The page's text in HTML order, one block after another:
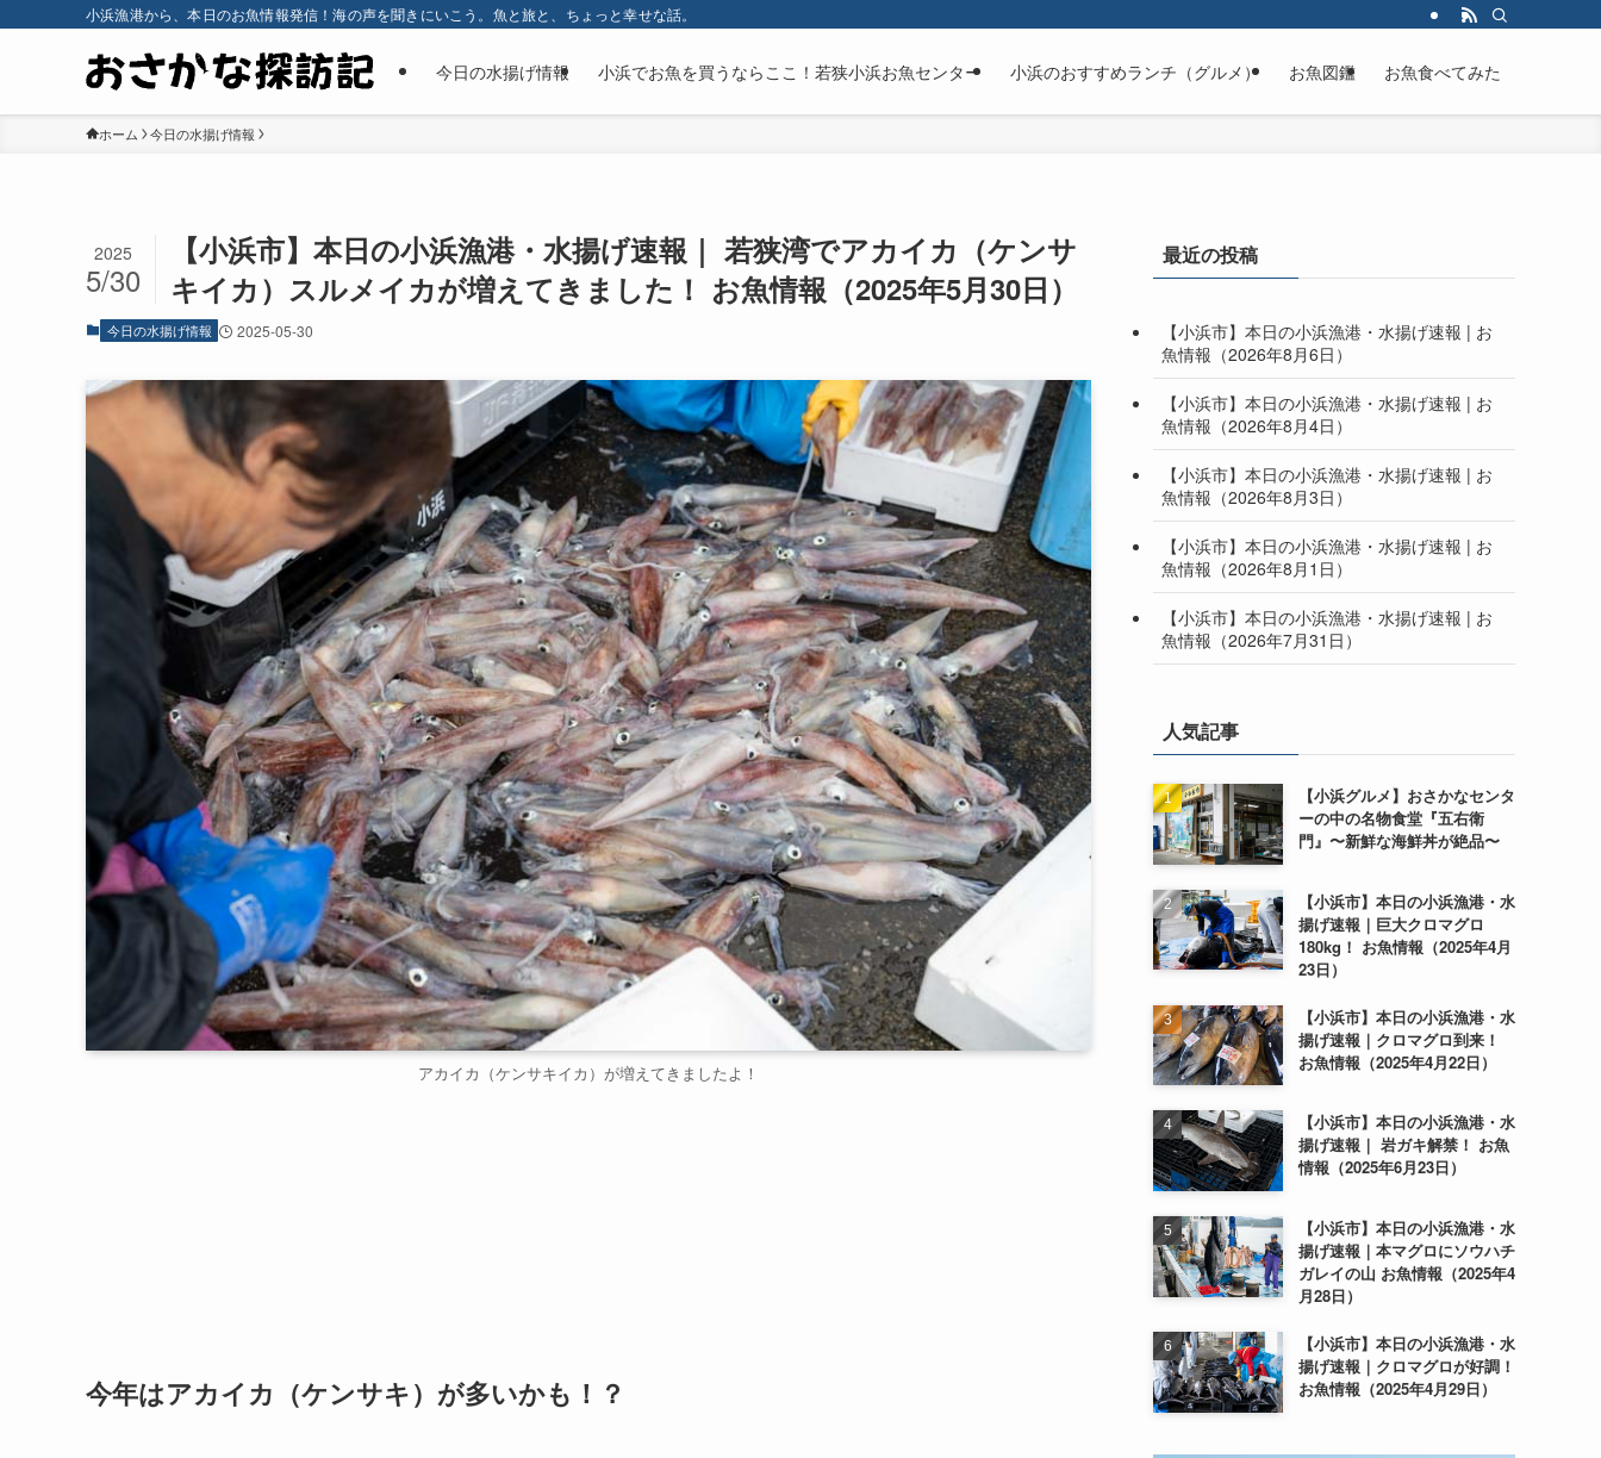
小浜漁港から、本日のお魚情報発信！海の声を聞きにいこう。魚と旅と、ちょっと幸せな話。
今日の水揚げ情報 小浜でお魚を買うならここ！若狭小浜お魚センター 小浜のおすすめランチ（グルメ） お魚図鑑 お魚食べてみた
ホーム 今日の水揚げ情報
【小浜市】本日の小浜漁港・水揚げ速報｜ 若狭湾でアカイカ（ケンサ
キイカ）スルメイカが増えてきました！ お魚情報（2025年5月30日）
2025
5/30
今日の水揚げ情報 2025-05-30
アカイカ（ケンサキイカ）が増えてきましたよ！
今年はアカイカ（ケンサキ）が多いかも！？
最近の投稿
【小浜市】本日の小浜漁港・水揚げ速報 | お
魚情報（2026年8月6日）
【小浜市】本日の小浜漁港・水揚げ速報 | お
魚情報（2026年8月4日）
【小浜市】本日の小浜漁港・水揚げ速報 | お
魚情報（2026年8月3日）
【小浜市】本日の小浜漁港・水揚げ速報 | お
魚情報（2026年8月1日）
【小浜市】本日の小浜漁港・水揚げ速報 | お
魚情報（2026年7月31日）
人気記事
【小浜グルメ】おさかなセンタ
ーの中の名物食堂『五右衛
門』〜新鮮な海鮮丼が絶品〜
【小浜市】本日の小浜漁港・水
揚げ速報｜巨大クロマグロ
180kg！ お魚情報（2025年4月
23日）
【小浜市】本日の小浜漁港・水
揚げ速報｜クロマグロ到来！
お魚情報（2025年4月22日）
【小浜市】本日の小浜漁港・水
揚げ速報｜ 岩ガキ解禁！ お魚
情報（2025年6月23日）
【小浜市】本日の小浜漁港・水
揚げ速報｜本マグロにソウハチ
ガレイの山 お魚情報（2025年4
月28日）
【小浜市】本日の小浜漁港・水
揚げ速報｜クロマグロが好調！
お魚情報（2025年4月29日）